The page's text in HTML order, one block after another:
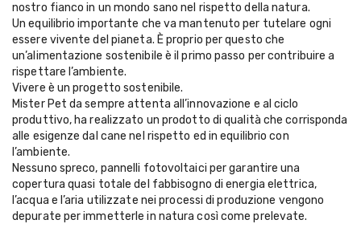
nostro fianco in un mondo sano nel rispetto della natura.
Un equilibrio importante che va mantenuto per tutelare ogni
essere vivente del pianeta. È proprio per questo che
un’alimentazione sostenibile è il primo passo per contribuire a
rispettare l’ambiente.
Vivere è un progetto sostenibile.
Mister Pet da sempre attenta all’innovazione e al ciclo
produttivo, ha realizzato un prodotto di qualità che corrisponda
alle esigenze dal cane nel rispetto ed in equilibrio con
l’ambiente.
Nessuno spreco, pannelli fotovoltaici per garantire una
copertura quasi totale del fabbisogno di energia elettrica,
l’acqua e l’aria utilizzate nei processi di produzione vengono
depurate per immetterle in natura così come prelevate.